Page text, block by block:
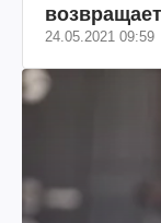
24.05.2021 09:59